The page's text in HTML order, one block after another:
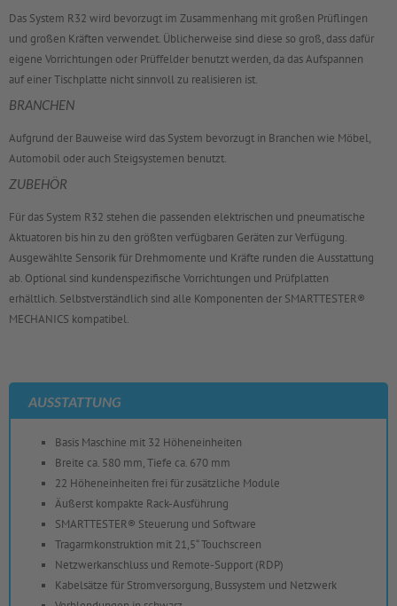
Das System R32 wird bevorzugt im Zusammenhang mit großen Prüflingen
und großen Kräften verwendet. Üblicherweise sind diese so groß, dass dafür
eigene Vorrichtungen oder Prüffelder benutzt werden, da das Aufspannen
auf einer Tischplatte nicht sinnvoll zu realisieren ist.
BRANCHEN
Aufgrund der Bauweise wird das System bevorzugt in Branchen wie Möbel,
Automobil oder auch Steigsystemen benutzt.
ZUBEHÖR
Für das System R32 stehen die passenden elektrischen und pneumatische
Aktuatoren bis hin zu den größten verfügbaren Geräten zur Verfügung.
Ausgewählte Sensorik für Drehmomente und Kräfte runden die Ausstattung
ab. Optional sind kundenspezifische Vorrichtungen und Prüfplatten
erhältlich. Selbstverständlich sind alle Komponenten der SMARTTESTER®
MECHANICS kompatibel.
AUSSTATTUNG
Basis Maschine mit 32 Höheneinheiten
Breite ca. 580 mm, Tiefe ca. 670 mm
22 Höheneinheiten frei für zusätzliche Module
Äußerst kompakte Rack-Ausführung
SMARTTESTER® Steuerung und Software
Tragarmkonstruktion mit 21,5“ Touchscreen
Netzwerkanschluss und Remote-Support (RDP)
Kabelsätze für Stromversorgung, Bussystem und Netzwerk